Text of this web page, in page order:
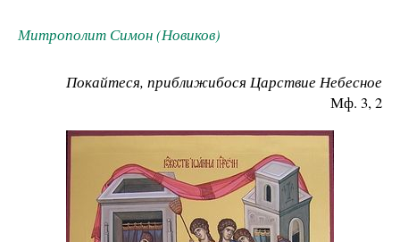
Митрополит Симон (Новиков)
Покайтеся, приближибося Царствие Небесное
Мф. 3, 2